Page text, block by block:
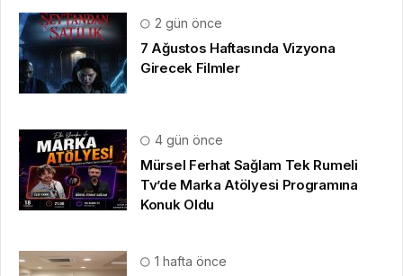
2 gün önce
7 Ağustos Haftasında Vizyona
Girecek Filmler
4 gün önce
Mürsel Ferhat Sağlam Tek Rumeli
Tv’de Marka Atölyesi Programına
Konuk Oldu
1 hafta önce